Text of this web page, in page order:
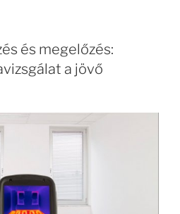
és megelőzés:
a jövő